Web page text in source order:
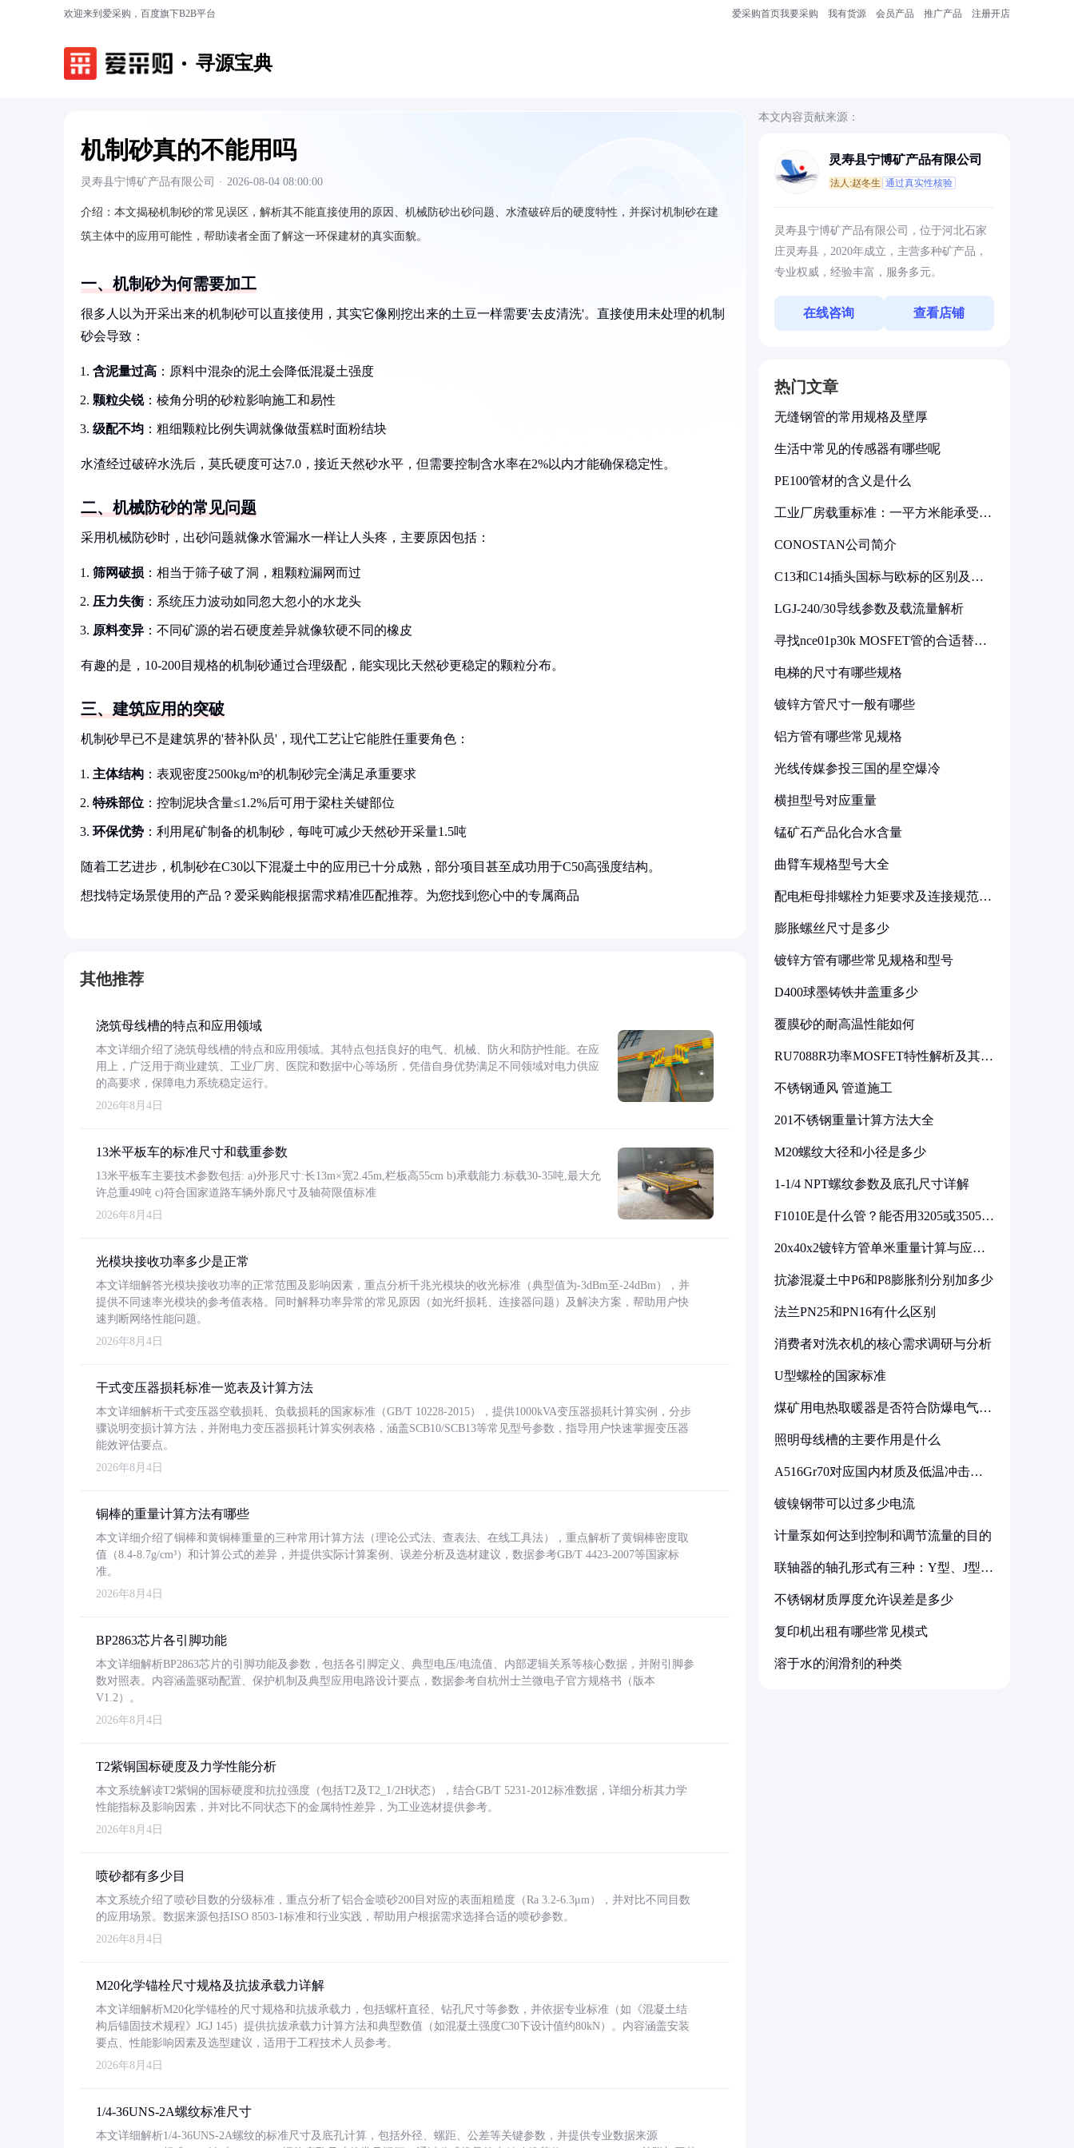
欢迎来到爱采购，百度旗下B2B平台 爱采购首页我要采购 我有货源 会员产品 推广产品 注册开店
寻源宝典
机制砂真的不能用吗
灵寿县宁博矿产品有限公司 · 2026-08-04 08:00:00
介绍： 本文揭秘机制砂的常见误区，解析其不能直接使用的原因、机械防砂出砂问题、水渣破碎后的硬度特性，并探讨机制砂在建
筑主体中的应用可能性，帮助读者全面了解这一环保建材的真实面貌。
一、机制砂为何需要加工
很多人以为开采出来的机制砂可以直接使用，其实它像刚挖出来的土豆一样需要'去皮清洗'。直接使用未处理的机制
砂会导致：
含泥量过高 ：原料中混杂的泥土会降低混凝土强度
颗粒尖锐：棱角分明的砂粒影响施工和易性
级配不均 ：粗细颗粒比例失调就像做蛋糕时面粉结块
水渣经过破碎水洗后，莫氏硬度可达7.0，接近天然砂水平，但需要控制含水率在2%以内才能确保稳定性。
二、机械防砂的常见问题
采用机械防砂时，出砂问题就像水管漏水一样让人头疼，主要原因包括：
筛网破损 ：相当于筛子破了洞，粗颗粒漏网而过
压力失衡 ：系统压力波动如同忽大忽小的水龙头
原料变异 ：不同矿源的岩石硬度差异就像软硬不同的橡皮
有趣的是，10-200目规格的机制砂通过合理级配，能实现比天然砂更稳定的颗粒分布。
三、建筑应用的突破
机制砂早已不是建筑界的'替补队员'，现代工艺让它能胜任重要角色：
主体结构 ：表观密度2500kg/m³的机制砂完全满足承重要求
特殊部位 ：控制泥块含量≤1.2%后可用于梁柱关键部位
环保优势 ：利用尾矿制备的机制砂，每吨可减少天然砂开采量1.5吨
随着工艺进步，机制砂在C30以下混凝土中的应用已十分成熟，部分项目甚至成功用于C50高强度结构。
想找特定场景使用的产品？爱采购能根据需求精准匹配推荐。为您找到您心中的专属商品
其他推荐
浇筑母线槽的特点和应用领域
本文详细介绍了浇筑母线槽的特点和应用领域。其特点包括良好的电气、机械、防火和防护性能。在应
用上，广泛用于商业建筑、工业厂房、医院和数据中心等场所，凭借自身优势满足不同领域对电力供应
的高要求，保障电力系统稳定运行。
2026年8月4日
13米平板车的标准尺寸和载重参数
13米平板车主要技术参数包括: a)外形尺寸:长13m×宽2.45m,栏板高55cm b)承载能力:标载30-35吨,最大允
许总重49吨 c)符合国家道路车辆外廓尺寸及轴荷限值标准
2026年8月4日
光模块接收功率多少是正常
本文详细解答光模块接收功率的正常范围及影响因素，重点分析千兆光模块的收光标准（典型值为-3dBm至-24dBm），并
提供不同速率光模块的参考值表格。同时解释功率异常的常见原因（如光纤损耗、连接器问题）及解决方案，帮助用户快
速判断网络性能问题。
2026年8月4日
干式变压器损耗标准一览表及计算方法
本文详细解析干式变压器空载损耗、负载损耗的国家标准（GB/T 10228-2015），提供1000kVA变压器损耗计算实例，分步
骤说明变损计算方法，并附电力变压器损耗计算实例表格，涵盖SCB10/SCB13等常见型号参数，指导用户快速掌握变压器
能效评估要点。
2026年8月4日
铜棒的重量计算方法有哪些
本文详细介绍了铜棒和黄铜棒重量的三种常用计算方法（理论公式法、查表法、在线工具法），重点解析了黄铜棒密度取
值（8.4-8.7g/cm³）和计算公式的差异，并提供实际计算案例、误差分析及选材建议，数据参考GB/T 4423-2007等国家标
准。
2026年8月4日
BP2863芯片各引脚功能
本文详细解析BP2863芯片的引脚功能及参数，包括各引脚定义、典型电压/电流值、内部逻辑关系等核心数据，并附引脚参
数对照表。内容涵盖驱动配置、保护机制及典型应用电路设计要点，数据参考自杭州士兰微电子官方规格书（版本
V1.2）。
2026年8月4日
T2紫铜国标硬度及力学性能分析
本文系统解读T2紫铜的国标硬度和抗拉强度（包括T2及T2_1/2H状态），结合GB/T 5231-2012标准数据，详细分析其力学
性能指标及影响因素，并对比不同状态下的金属特性差异，为工业选材提供参考。
2026年8月4日
喷砂都有多少目
本文系统介绍了喷砂目数的分级标准，重点分析了铝合金喷砂200目对应的表面粗糙度（Ra 3.2-6.3μm），并对比不同目数
的应用场景。数据来源包括ISO 8503-1标准和行业实践，帮助用户根据需求选择合适的喷砂参数。
2026年8月4日
M20化学锚栓尺寸规格及抗拔承载力详解
本文详细解析M20化学锚栓的尺寸规格和抗拔承载力，包括螺杆直径、钻孔尺寸等参数，并依据专业标准（如《混凝土结
构后锚固技术规程》JGJ 145）提供抗拔承载力计算方法和典型数值（如混凝土强度C30下设计值约80kN）。内容涵盖安装
要点、性能影响因素及选型建议，适用于工程技术人员参考。
2026年8月4日
1/4-36UNS-2A螺纹标准尺寸
本文详细解析1/4-36UNS-2A螺纹的标准尺寸及底孔计算，包括外径、螺距、公差等关键参数，并提供专业数据来源
本文内容贡献来源：
灵寿县宁博矿产品有限公司
法人:赵冬生 通过真实性核验
灵寿县宁博矿产品有限公司，位于河北石家
庄灵寿县，2020年成立，主营多种矿产品，
专业权威，经验丰富，服务多元。
在线咨询 查看店铺
热门文章
无缝钢管的常用规格及壁厚
生活中常见的传感器有哪些呢
PE100管材的含义是什么
工业厂房载重标准：一平方米能承受多
CONOSTAN公司简介
C13和C14插头国标与欧标的区别及其
LGJ-240/30导线参数及载流量解析
寻找nce01p30k MOSFET管的合适替代
电梯的尺寸有哪些规格
镀锌方管尺寸一般有哪些
铝方管有哪些常见规格
光线传媒参投三国的星空爆冷
横担型号对应重量
锰矿石产品化合水含量
曲臂车规格型号大全
配电柜母排螺栓力矩要求及连接规范详
膨胀螺丝尺寸是多少
镀锌方管有哪些常见规格和型号
D400球墨铸铁井盖重多少
覆膜砂的耐高温性能如何
RU7088R功率MOSFET特性解析及其在
不锈钢通风 管道施工
201不锈钢重量计算方法大全
M20螺纹大径和小径是多少
1-1/4 NPT螺纹参数及底孔尺寸详解
F1010E是什么管？能否用3205或3505代
20x40x2镀锌方管单米重量计算与应用
抗渗混凝土中P6和P8膨胀剂分别加多少
法兰PN25和PN16有什么区别
消费者对洗衣机的核心需求调研与分析
U型螺栓的国家标准
煤矿用电热取暖器是否符合防爆电气设
照明母线槽的主要作用是什么
A516Gr70对应国内材质及低温冲击要
镀镍钢带可以过多少电流
计量泵如何达到控制和调节流量的目的
联轴器的轴孔形式有三种：Y型、J型、
不锈钢材质厚度允许误差是多少
复印机出租有哪些常见模式
溶于水的润滑剂的种类